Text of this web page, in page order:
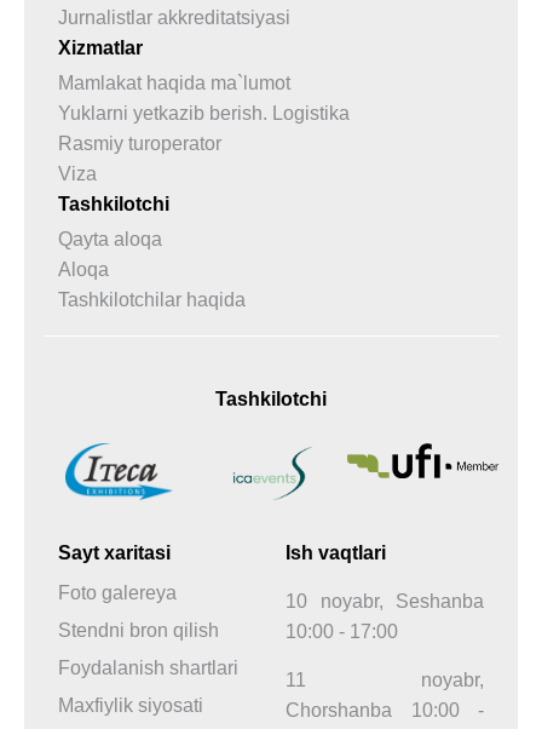
Jurnalistlar akkreditatsiyasi
Xizmatlar
Mamlakat haqida ma`lumot
Yuklarni yetkazib berish. Logistika
Rasmiy turoperator
Viza
Tashkilotchi
Qayta aloqa
Aloqa
Tashkilotchilar haqida
Tashkilotchi
Sayt xaritasi
Foto galereya
Stendni bron qilish
Foydalanish shartlari
Maxfiylik siyosati
Ish vaqtlari
10 noyabr, Seshanba
10:00 - 17:00
11 noyabr,
Chorshanba 10:00 -